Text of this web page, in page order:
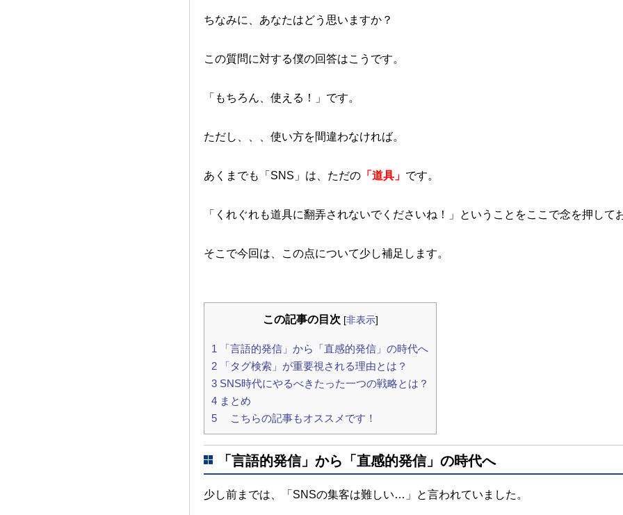
ちなみに、あなたはどう思いますか？
この質問に対する僕の回答はこうです。
「もちろん、使える！」です。
ただし、、、 使い方を間違わなければ。
あくまでも「SNS」は、ただの 「道具」 です。
「くれぐれも道具に翻弄されないでくださいね！」 ということをここで念を押して
そこで今回は、この点について少し補足します。
この記事の目次 [非表示]
1 「言語的発信」から「直感的発信」の時代へ
2 「タグ検索」が重要視される理由とは？
3 SNS時代にやるべきたった一つの戦略とは？
4 まとめ
5 こちらの記事もオススメです！
「言語的発信」から「直感的発信」の時代へ
少し前までは、 「SNSの集客は難しい…」と言われていました。